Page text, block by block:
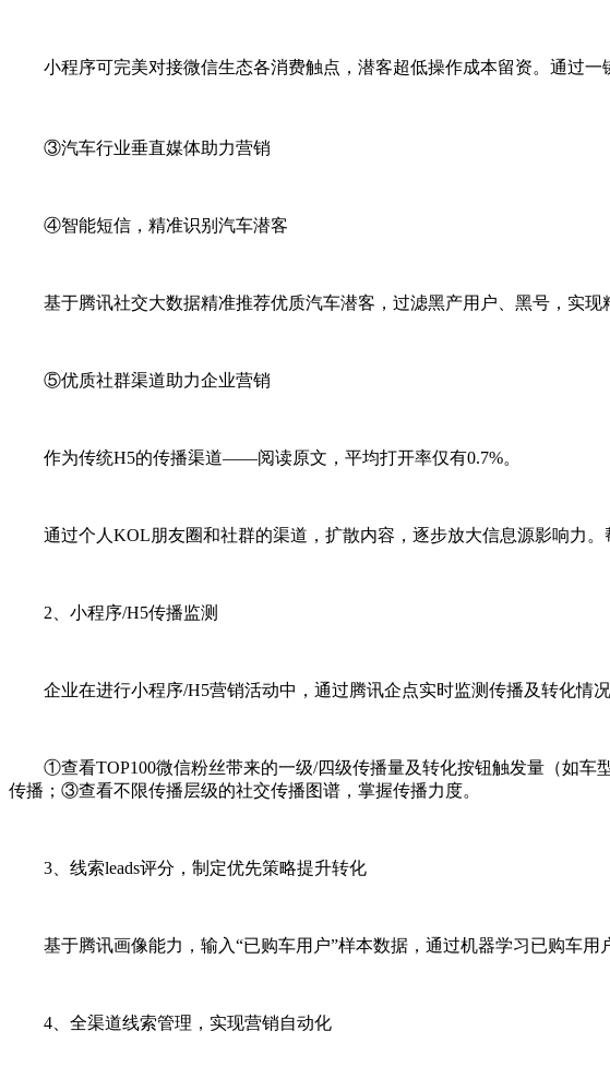
小程序可完美对接微信生态各消费触点，潜客超低操作成本留资。通过一
③汽车行业垂直媒体助力营销
④智能短信，精准识别汽车潜客
基于腾讯社交大数据精准推荐优质汽车潜客，过滤黑产用户、黑号，实现
⑤优质社群渠道助力企业营销
作为传统H5的传播渠道——阅读原文，平均打开率仅有0.7%。
通过个人KOL朋友圈和社群的渠道，扩散内容，逐步放大信息源影响力。
2、小程序/H5传播监测
企业在进行小程序/H5营销活动中，通过腾讯企点实时监测传播及转化情况
①查看TOP100微信粉丝带来的一级/四级传播量及转化按钮触发量（如车
传播；③查看不限传播层级的社交传播图谱，掌握传播力度。
3、线索leads评分，制定优先策略提升转化
基于腾讯画像能力，输入“已购车用户”样本数据，通过机器学习已购车用
4、全渠道线索管理，实现营销自动化